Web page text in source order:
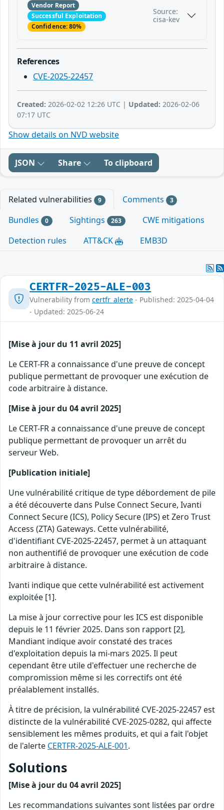
Vendor Report
Successful Exploitation
Confidence: 80%
Source:
cisa-kev
References
CVE-2025-22457
Created: 2026-02-02 12:26 UTC | Updated: 2026-02-06
07:17 UTC
Show details on NVD website
JSON Share To clipboard
Related vulnerabilities 9 Comments 3
Bundles 0 Sightings 263
CWE mitigations
Detection rules
ATT&CK EMB3D
CERTFR-2025-ALE-003
Vulnerability from certfr_alerte - Published: 2025-04-04
- Updated: 2025-06-24
[Mise à jour du 11 avril 2025]
Le CERT-FR a connaissance d'une preuve de concept
publique permettant de provoquer une exécution de
code arbitraire à distance.
[Mise à jour du 04 avril 2025]
Le CERT-FR a connaissance d'une preuve de concept
publique permettant de provoquer un arrêt du
serveur Web.
[Publication initiale]
Une vulnérabilité critique de type débordement de pile
a été découverte dans Pulse Connect Secure, Ivanti
Connect Secure (ICS), Policy Secure (IPS) et Zero Trust
Access (ZTA) Gateways. Cette vulnérabilité,
d'identifiant CVE-2025-22457, permet à un attaquant
non authentifié de provoquer une exécution de code
arbitraire à distance.
Ivanti indique que cette vulnérabilité est activement
exploitée [1].
La mise à jour corrective pour les ICS est disponible
depuis le 11 février 2025. Dans son rapport [2],
Mandiant indique avoir constaté des traces
d'exploitation depuis la mi-mars 2025. Il peut
cependant être utile d'effectuer une recherche de
compromission même si les correctifs ont été
préalablement installés.
À titre de précision, la vulnérabilité CVE-2025-22457 est
distincte de la vulnérabilité CVE-2025-0282, qui affecte
sensiblement les mêmes produits, et qui a fait l'objet
de l'alerte CERTFR-2025-ALE-001.
Solutions
[Mise à jour du 04 avril 2025]
Les recommandations suivantes sont listées par ordre